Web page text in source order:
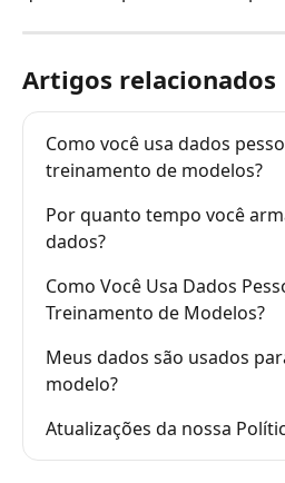
Artigos relacionados
Como você usa dados
treinamento de modelos?
Por quanto tempo você
dados?
Como Você Usa Dados
Treinamento de Modelos?
Meus dados são usados
modelo?
Atualizações da nossa